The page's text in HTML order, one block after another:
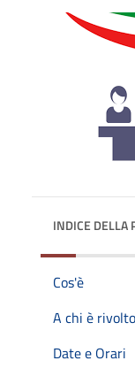
INDICE DELLA
Cos'è
A chi è rivolto
Date e Orari